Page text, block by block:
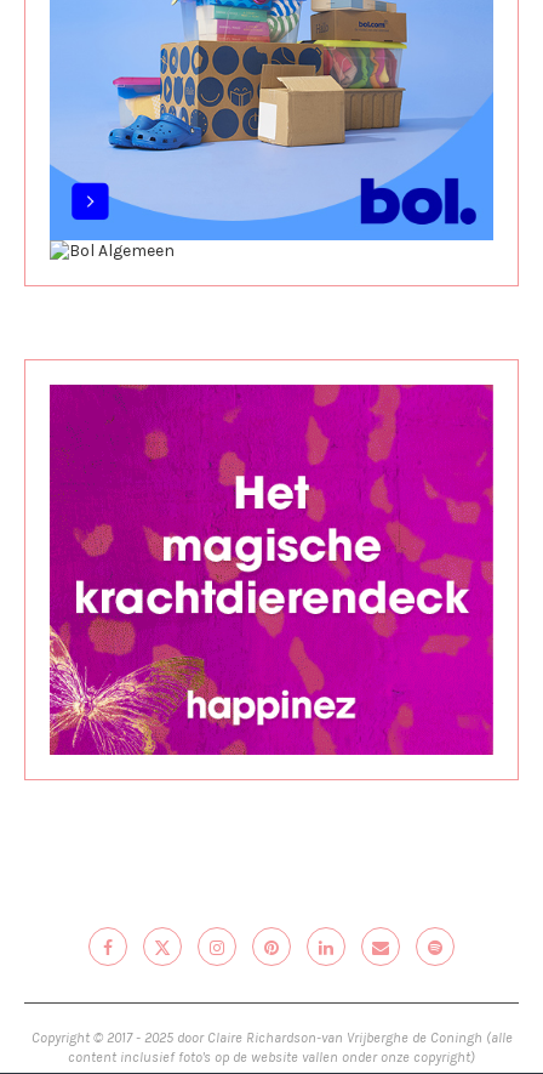
Copyright © 2017 - 2025 door Claire Richardson-van Vrijberghe de Coningh (alle
content inclusief foto's op de website vallen onder onze copyright)